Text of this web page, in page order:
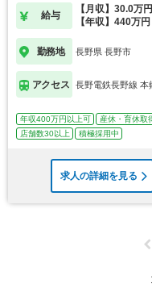
給与
【月収】30.0万円
【年収】440万円
勤務地 長野県 長野市
アクセス 長野電鉄長野線 本
年収400万円以上可 産休・育休取
店舗数30以上
積極採用中
求人の詳細を見る